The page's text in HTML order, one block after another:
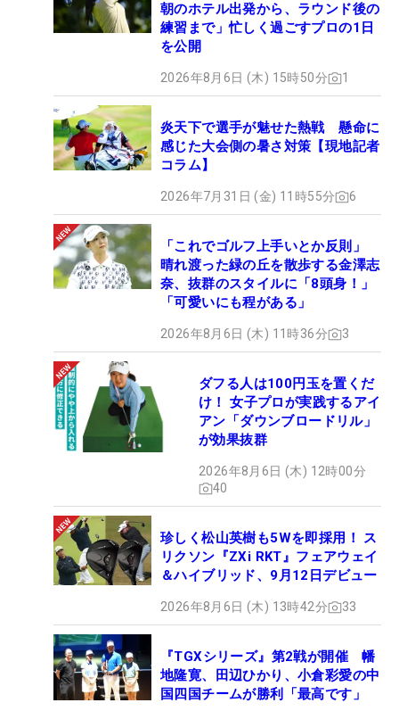
朝のホテル出発から、ラウンド後の
練習まで」忙しく過ごすプロの1日
を公開
2026年8月6日 (木) 15時50分 1
炎天下で選手が魅せた熱戦 懸命に
感じた大会側の暑さ対策【現地記者
コラム】
2026年7月31日 (金) 11時55分 6
「これでゴルフ上手いとか反則」
晴れ渡った緑の丘を散歩する金澤志
奈、抜群のスタイルに「8頭身！」
「可愛いにも程がある」
2026年8月6日 (木) 11時36分 3
ダフる人は100円玉を置くだ
け！ 女子プロが実践するアイ
アン「ダウンブロードリル」
が効果抜群
2026年8月6日 (木) 12時00分
40
珍しく松山英樹も5Wを即採用！ ス
リクソン『ZXi RKT』フェアウェイ
＆ハイブリッド、9月12日デビュー
2026年8月6日 (木) 13時42分 33
『TGXシリーズ』第2戦が開催 幡
地隆寛、田辺ひかり、小倉彩愛の中
国四国チームが勝利「最高です」